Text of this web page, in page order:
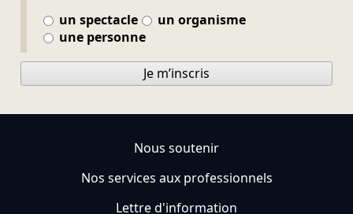
un spectacle
un organisme
une personne
Je m’inscris
Nous soutenir
Nos services aux professionnels
Lettre d'information